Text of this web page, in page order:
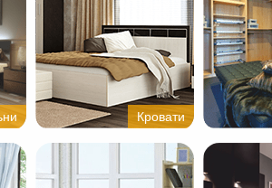
Кровати